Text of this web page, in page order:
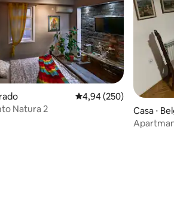
4,94 de uma avaliação
4,94 (250)
Natura 2
Casa ⋅